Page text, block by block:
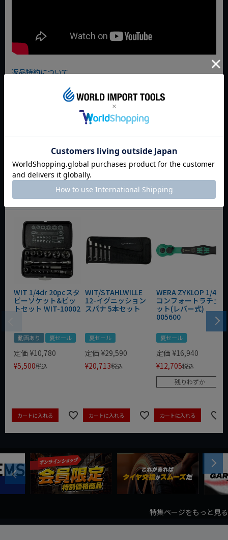
返品特約について
商品についてのお問い合わせ
今週のおすすめアイテム
WIT 1/4dr 20pcスタ
ビーソケット&ビッ
トセット WIT-10002
動画あり 夏セール
定価 ¥10,780
¥5,500税込
カートに入れる
WIT/STAHLWILLE
12-イグニッション
スパナ 5本セット
夏セール
定価 ¥29,590
¥20,713税込
カートに入れる
WERA ZYKLOP 1/4"
コンフォートラチェ
ット(レバー式)
005600
夏セール
定価 ¥16,940
¥12,705税込
残りわずか
カートに入れる
Previous
Next
特集ページをもっと見る